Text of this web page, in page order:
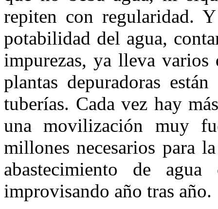
repiten con regularidad.
potabilidad del agua,
impurezas, ya lleva varios
plantas depuradoras
tuberías. Cada vez hay
una movilización muy
millones necesarios para
abastecimiento de
improvisando año tras año.